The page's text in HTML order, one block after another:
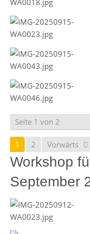
Seite 1 von 2
1 2 Vorwärts
Workshop
September